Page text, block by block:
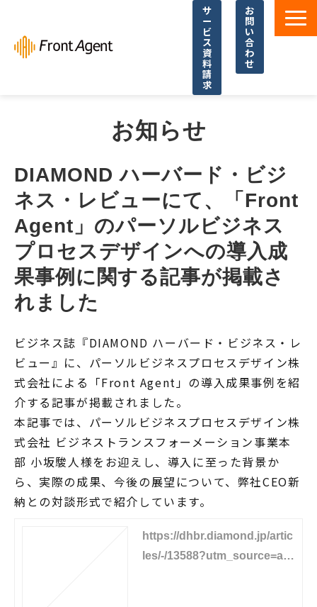
サ
ー
ビ
ス
資
料
請
求
お
問
い
合
わ
せ
よくあるご質問
お役立ち資料一覧
お役立ち記事・コラム
お知らせ
DIAMOND ハーバード・ビジ
ネス・レビューにて、「Front
Agent」のパーソルビジネス
プロセスデザインへの導入成
果事例に関する記事が掲載さ
れました
ビジネス誌『DIAMOND ハーバード・ビジネス・レ
ビュー』に、パーソルビジネスプロセスデザイン株
式会社による「Front Agent」の導入成果事例を紹
介する記事が掲載されました。
本記事では、パーソルビジネスプロセスデザイン株
式会社 ビジネストランスフォーメーション事業本
部 小坂駿人様をお迎えし、導入に至った背景か
ら、実際の成果、今後の展望について、弊社CEO新
納との対談形式で紹介しています。
https://dhbr.diamond.jp/artic
les/-/13588?utm_source=attr